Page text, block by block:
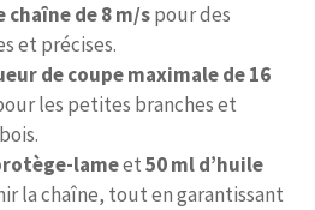
chaîne de 8 m/spour des
et précises.
de coupe maximale de 16
les petites branches et
lameet50 ml d’huile
la chaîne, tout en garantissant